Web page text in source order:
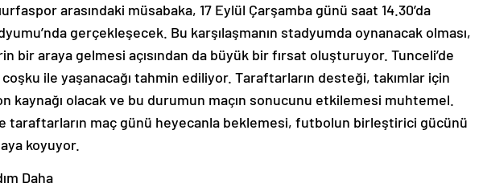
arasındaki müsabaka, 17 Eylül Çarşamba günü saat 14.30’da
gerçekleşecek. Bu karşılaşmanın stadyumda oynanacak olması,
bir araya gelmesi açısından da büyük bir fırsat oluşturuyor. Tunceli’de
ile yaşanacağı tahmin ediliyor. Taraftarların desteği, takımlar için
kaynağı olacak ve bu durumun maçın sonucunu etkilemesi muhtemel.
taraftarların maç günü heyecanla beklemesi, futbolun birleştirici gücünü
koyuyor.
Daha